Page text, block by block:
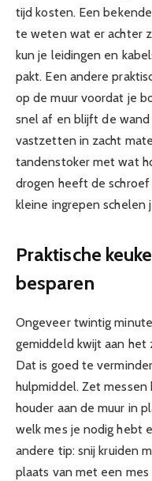
tijd kosten. Een
te weten wat er achter
kun je leidingen en
pakt. Een andere
op de muur voordat je
snel af en blijft de
vastzetten in zacht
tandenstoker met wat
drogen heeft de
kleine ingrepen
Praktische
besparen
Ongeveer twintig
gemiddeld kwijt aan het
Dat is goed te
hulpmiddel. Zet
houder aan de muur in
welk mes je nodig hebt
andere tip: snij kruiden
plaats van met een